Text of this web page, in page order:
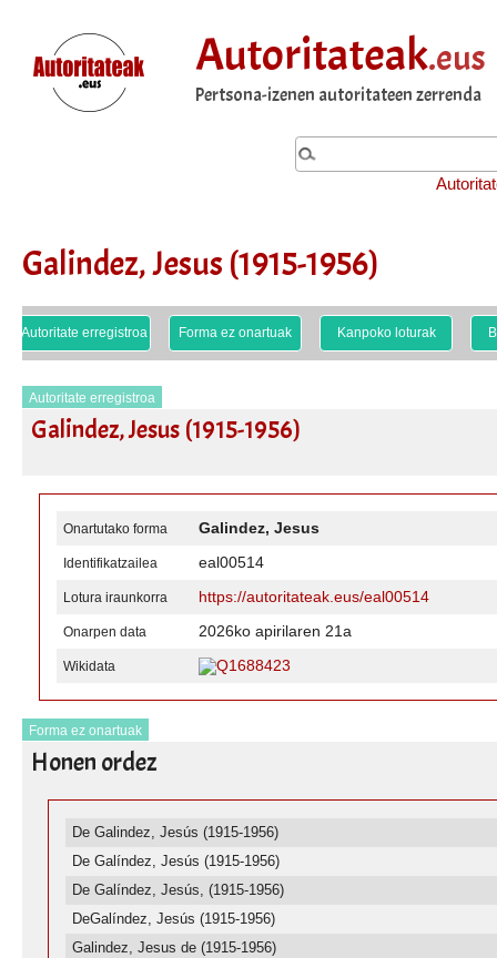
Autoritateak.eus
Pertsona-izenen autoritateen zerrenda
Galindez, Jesus (1915-1956)
Autoritate erregistroa Forma ez onartuak Kanpoko loturak
Autoritate erregistroa
Galindez, Jesus (1915-1956)
Onartutako forma Galindez, Jesus
Identifikatzailea eal00514
Lotura iraunkorra https://autoritateak.eus/eal00514
Onarpen data 2026ko apirilaren 21a
Wikidata Q1688423
Forma ez onartuak
Honen ordez
De Galindez, Jesús (1915-1956)
De Galíndez, Jesús (1915-1956)
De Galíndez, Jesús, (1915-1956)
DeGalíndez, Jesús (1915-1956)
Galindez, Jesus de (1915-1956)